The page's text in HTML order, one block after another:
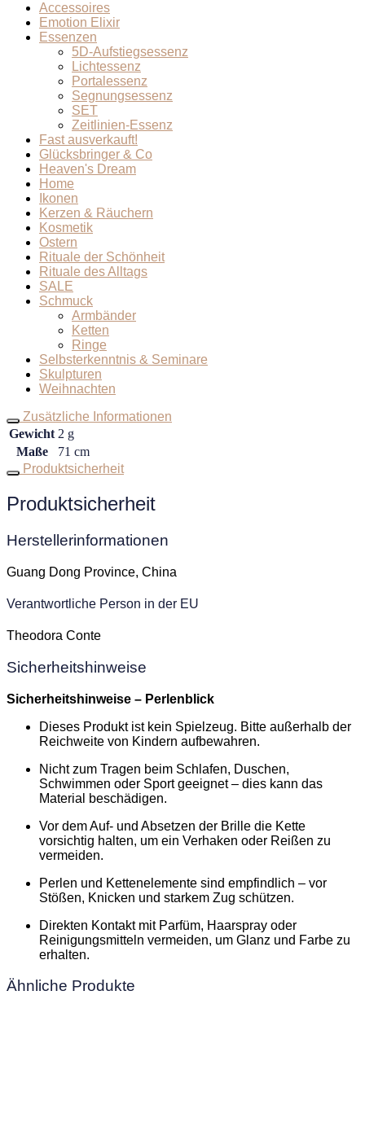
Accessoires
Emotion Elixir
Essenzen
5D-Aufstiegsessenz
Lichtessenz
Portalessenz
Segnungsessenz
SET
Zeitlinien-Essenz
Fast ausverkauft!
Glücksbringer & Co
Heaven's Dream
Home
Ikonen
Kerzen & Räuchern
Kosmetik
Ostern
Rituale der Schönheit
Rituale des Alltags
SALE
Schmuck
Armbänder
Ketten
Ringe
Selbsterkenntnis & Seminare
Skulpturen
Weihnachten
Zusätzliche Informationen
Gewicht 2 g
Maße
71 cm
Produktsicherheit
Produktsicherheit
Herstellerinformationen
Guang Dong Province, China
Verantwortliche Person in der EU
Theodora Conte
Sicherheitshinweise
Sicherheitshinweise – Perlenblick
Dieses Produkt ist kein Spielzeug. Bitte außerhalb der
Reichweite von Kindern aufbewahren.
Nicht zum Tragen beim Schlafen, Duschen,
Schwimmen oder Sport geeignet – dies kann das
Material beschädigen.
Vor dem Auf- und Absetzen der Brille die Kette
vorsichtig halten, um ein Verhaken oder Reißen zu
vermeiden.
Perlen und Kettenelemente sind empfindlich – vor
Stößen, Knicken und starkem Zug schützen.
Direkten Kontakt mit Parfüm, Haarspray oder
Reinigungsmitteln vermeiden, um Glanz und Farbe zu
erhalten.
Ähnliche Produkte